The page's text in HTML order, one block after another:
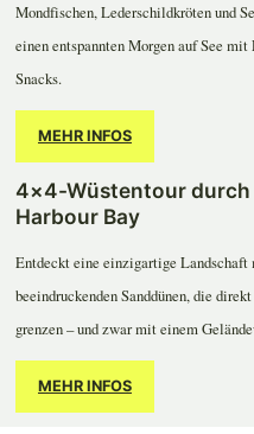
Mondfischen, Lederschildkröten und
einen entspannten Morgen auf See mit
Snacks.
MEHR INFOS
4×4-Wüstentour durch
Harbour Bay
Entdeckt eine einzigartige Landschaft
beeindruckenden Sanddünen, die
grenzen – und zwar mit einem
MEHR INFOS